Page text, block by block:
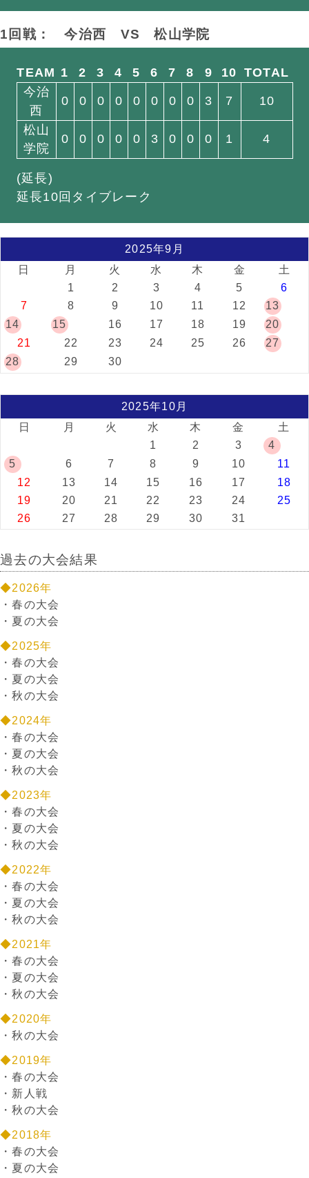
1回戦： 今治西 VS 松山学院
TEAM 1 2 3 4 5 6 7 8 9 10 TOTAL
今治
西
0 0 0 0 0 0 0 0 3 7 10
松山
学院
0 0 0 0 0 3 0 0 0 1 4
(延長)
延長10回タイブレーク
2025年9月
日
月 火 水 木 金
土
1
2 3 4 5
6
7
8 9 10 11 12
13
14
15 16 17 18 19
20
21
22 23 24 25 26
27
28
29 30
2025年10月
日
月 火 水 木 金
土
1
2 3
4
5
6 7 8 9 10
11
12
13 14 15 16 17
18
19
20 21 22 23 24
25
26
27 28 29 30 31
過去の大会結果
◆2026年
・春の大会
・ 夏の大会
◆2025年
・春の大会
・ 夏の大会
・秋の大会
◆2024年
・春の大会
・ 夏の大会
・秋の大会
◆2023年
・春の大会
・ 夏の大会
・秋の大会
◆2022年
・春の大会
・ 夏の大会
・秋の大会
◆2021年
・春の大会
・ 夏の大会
・秋の大会
◆2020年
・秋の大会
◆2019年
・春の大会
・ 新人戦
・秋の大会
◆2018年
・春の大会
・ 夏の大会